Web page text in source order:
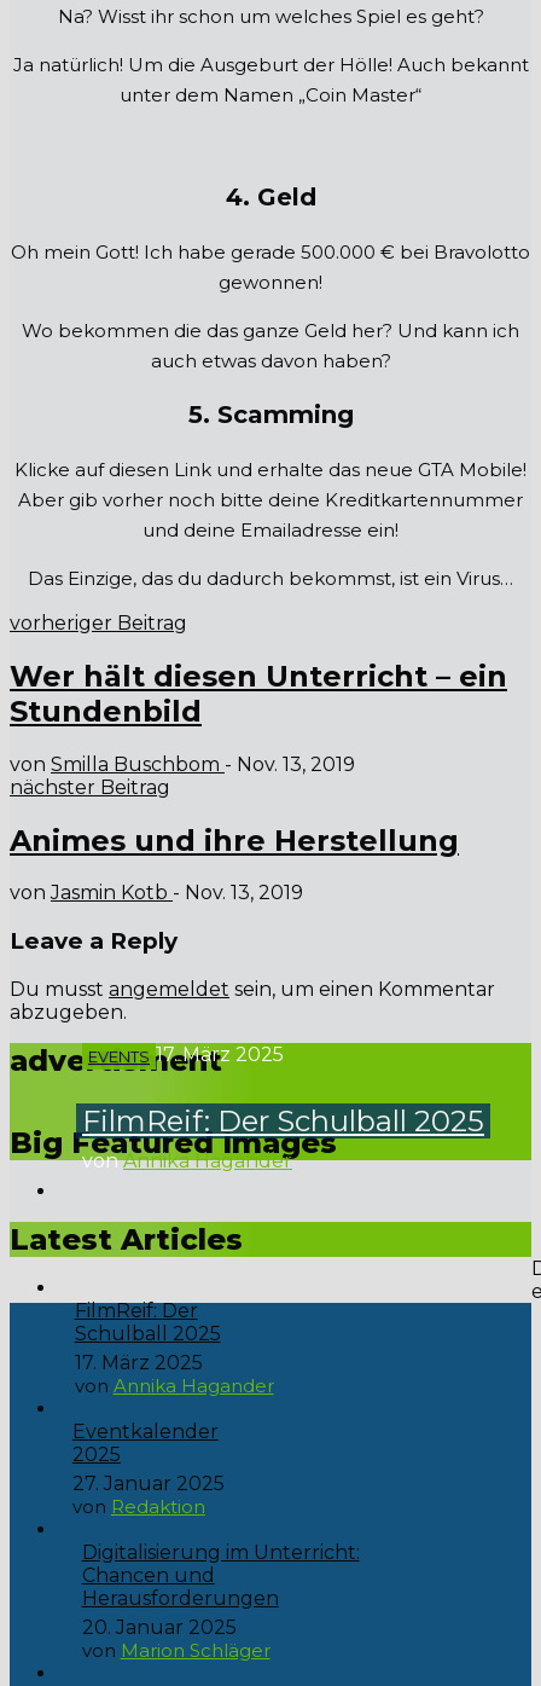
Na? Wisst ihr schon um welches Spiel es geht?
Ja natürlich! Um die Ausgeburt der Hölle! Auch bekannt
unter dem Namen „Coin Master“
4. Geld
Oh mein Gott! Ich habe gerade 500.000 € bei Bravolotto
gewonnen!
Wo bekommen die das ganze Geld her? Und kann ich
auch etwas davon haben?
5. Scamming
Klicke auf diesen Link und erhalte das neue GTA Mobile!
Aber gib vorher noch bitte deine Kreditkartennummer
und deine Emailadresse ein!
Das Einzige, das du dadurch bekommst, ist ein Virus…
vorheriger Beitrag
Wer hält diesen Unterricht – ein
Stundenbild
von Smilla Buschbom - Nov. 13, 2019
nächster Beitrag
Animes und ihre Herstellung
vonJasmin Kotb - Nov. 13, 2019
Leave a Reply
Du musst angemeldet sein, um einen Kommentar
abzugeben.
advertisment
Big Featured Images
EVENTS 17. März 2025
FilmReif: Der Schulball 2025
vonAnnika Hagander
des Jahres: unser Schulball unter dem schillernden Motto...
Latest Articles
FilmReif: Der
Schulball 2025
17. März 2025
von Annika Hagander
Eventkalender
2025
27. Januar 2025
von Redaktion
Digitalisierung im Unterricht:
Chancen und
Herausforderungen
20. Januar 2025
von Marion Schläger